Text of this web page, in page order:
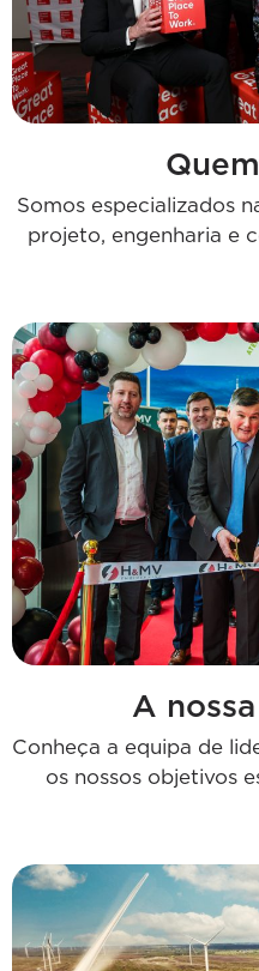
Somos especializados
projeto, engenharia e
A
Conheça a equipa de
os nossos objetivos